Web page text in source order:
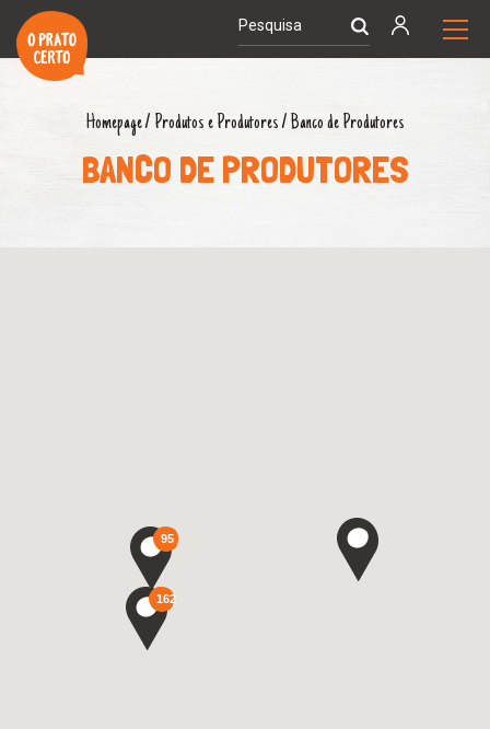
Homepage/ Produtos e Produtores/ Banco de Produtores
BANCO DE PRODUTORES
162
95